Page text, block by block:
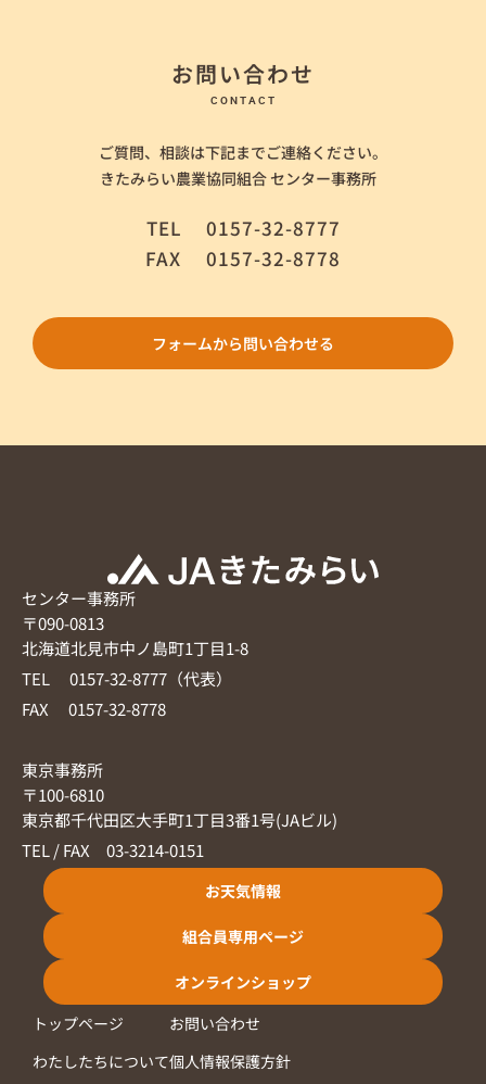
お問い合わせ
CONTACT
ご質問、相談は下記までご連絡ください。
きたみらい農業協同組合 センター事務所
TEL 0157-32-8777
FAX 0157-32-8778
フォームから問い合わせる
センター事務所
〒090-0813
北海道北見市中ノ島町1丁目1-8
TEL 0157-32-8777（代表）
FAX 0157-32-8778
東京事務所
〒100-6810
東京都千代田区大手町1丁目3番1号(JAビル)
TEL / FAX 03-3214-0151
お天気情報
組合員専用ページ
オンラインショップ
トップページ
わたしたちについて
お問い合わせ
個人情報保護方針